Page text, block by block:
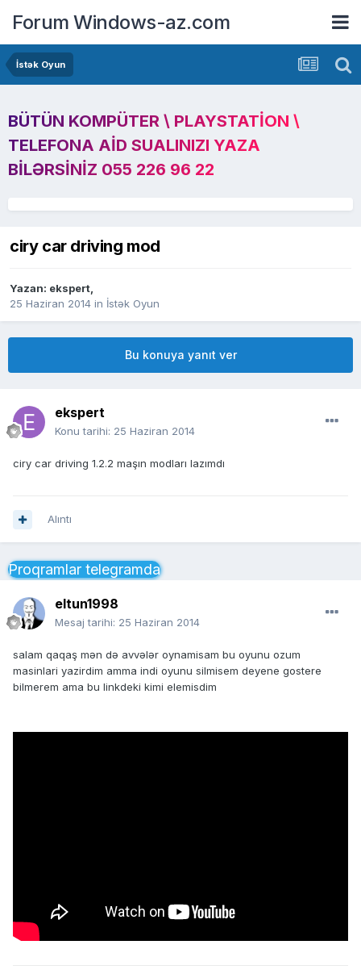
Forum Windows-az.com
İstək Oyun
BÜTÜN KOMPÜTER \ PLAYSTATION \
TELEFONA AID SUALINIZI YAZA
BILƏRSINIZ 055 226 96 22
ciry car driving mod
Yazan: ekspert,
25 Haziran 2014 in İstək Oyun
Bu konuya yanıt ver
ekspert
Konu tarihi: 25 Haziran 2014
ciry car driving 1.2.2 maşın modları lazımdı
Alıntı
Proqramlar telegramda
eltun1998
Mesaj tarihi: 25 Haziran 2014
salam qaqaş mən də avvələr oynamisam bu oyunu ozum
masinlari yazirdim amma indi oyunu silmisem deyene gostere
bilmerem ama bu linkdeki kimi elemisdim